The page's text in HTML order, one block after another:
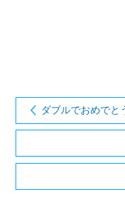
ダブルでおめでと